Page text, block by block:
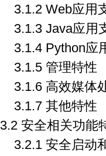
3.1.2 Web应用
3.1.3 Java应用
3.1.4 Python应
3.1.5 管理特性
3.1.6 高效媒体
3.1.7 其他特性
3.2 安全相关功能
3.2.1 安全启动